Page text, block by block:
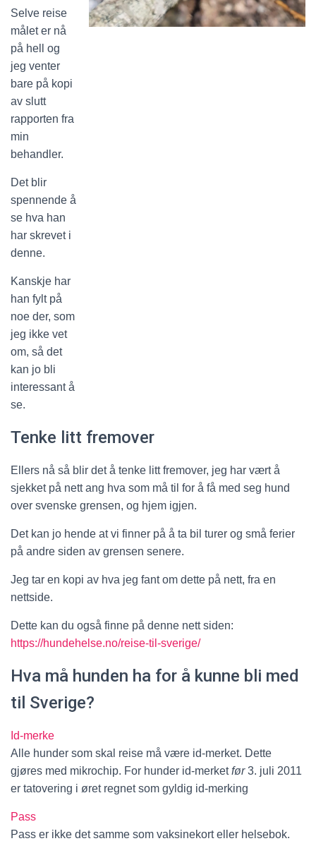
Selve reise
målet er nå
på hell og
jeg venter
bare på kopi
av slutt
rapporten fra
min
behandler.
Det blir
spennende å
se hva han
har skrevet i
denne.
Kanskje har
han fylt på
noe der, som
jeg ikke vet
om, så det
kan jo bli
interessant å
se.
Tenke litt fremover
Ellers nå så blir det å tenke litt fremover, jeg har vært å
sjekket på nett ang hva som må til for å få med seg hund
over svenske grensen, og hjem igjen.
Det kan jo hende at vi finner på å ta bil turer og små ferier
på andre siden av grensen senere.
Jeg tar en kopi av hva jeg fant om dette på nett, fra en
nettside.
Dette kan du også finne på denne nett siden:
https://hundehelse.no/reise-til-sverige/
Hva må hunden ha for å kunne bli med
til Sverige?
Id-merke
Alle hunder som skal reise må være id-merket. Dette
gjøres med mikrochip. For hunder id-merketfør3. juli 2011
er tatovering i øret regnet som gyldig id-merking
Pass
Pass er ikke det samme som vaksinekort eller helsebok.